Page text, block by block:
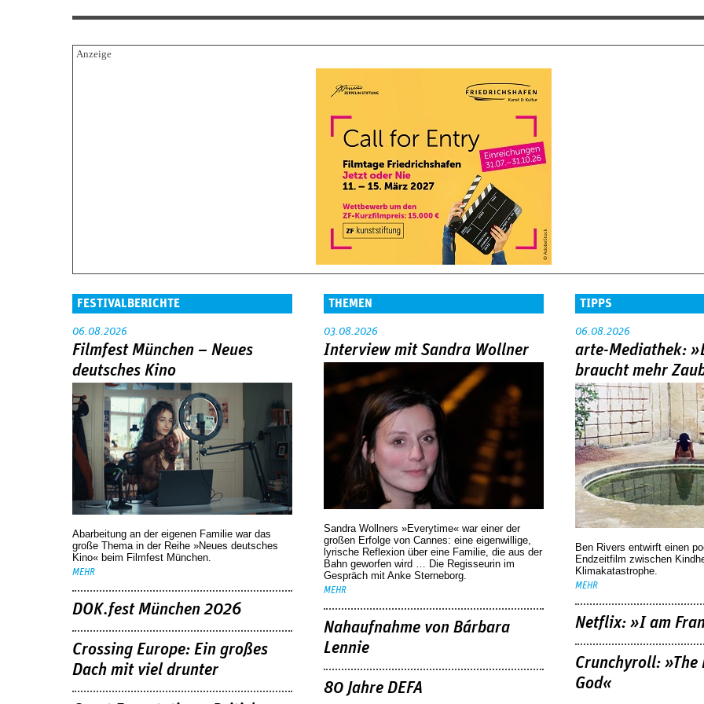
FESTIVALBERICHTE
06.08.2026
Filmfest München – Neues
deutsches Kino
Abarbeitung an der eigenen Familie war das
große Thema in der Reihe »Neues deutsches
Kino« beim Filmfest München.
MEHR
DOK.fest München 2026
Crossing Europe: Ein großes
Dach mit viel drunter
THEMEN
03.08.2026
Interview mit Sandra Wollner
Sandra Wollners »Everytime« war einer der
großen Erfolge von Cannes: eine eigenwillige,
lyrische Reflexion über eine ­Familie, die aus der
Bahn geworfen wird … Die Regisseurin im
Gespräch mit Anke Sterneborg.
MEHR
Nahaufnahme von Bárbara
Lennie
80 Jahre DEFA
TIPPS
06.08.2026
arte-Mediathek:
braucht mehr
Ben Rivers entwirft einen
Endzeitfilm zwischen
Klimakatastrophe.
MEHR
Netflix: »I am
Crunchyroll: »The
God«